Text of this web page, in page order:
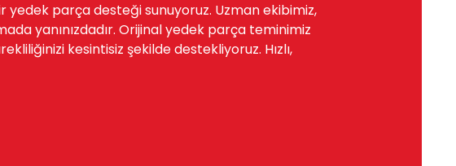
yedek parça desteği sunuyoruz. Uzman ekibimiz,
yanınızdadır. Orijinal yedek parça teminimiz
kesintisiz şekilde destekliyoruz. Hızlı,